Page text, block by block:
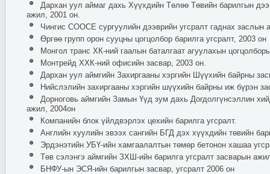
Дархан уул аймаг дахь Хүүхдийн Төлөө Төвийн барилгын
ажил, 2001 он.
Чингис СООСЕ сургуулийн дээврийн угсралт гаднах заслын
Өргөө групп орон сууцны цогцолбор барилга угсралт, 2003 он
Монгол транс ХК-ний гаалын баталгаат агуулахын
Монтрейд ХХК-ний офисийн засвар, 2003 он.
Дархан уул аймгийн Захиргааны хэргийн Шүүхийн байрны
Нийслэлийн захиргааны хэргийн шүүхийн байрны иж бүрэн
Дорноговь аймгийн Замын Үүд зум дахь Догдолгүнсэллин
ажил, 2004он
Компанийн блок үйлдвэрлэх цехийн барилга угсралт.
Английн хуулийн эвээх сангийн БГД дэх хүүхдийн төвийн
Эрдэнэтийн УБҮ-ийн хамгаалалтын төмөр бетонон хашаа
Төв сэлэнгэ аймгийн ЗХШ-ийн барилга угсралт засварын
БНФУ-ын ЭСЯ-ийн барилгын засвар, угсралт 2006 он